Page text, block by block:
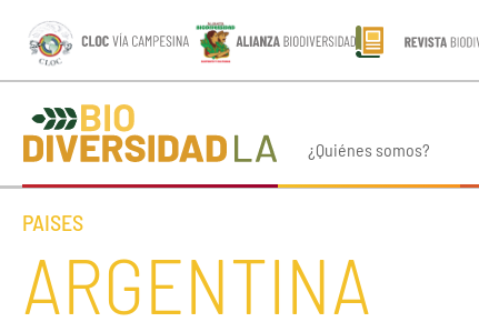
¿Quiénes somos?
PAISES
ARGENTINA